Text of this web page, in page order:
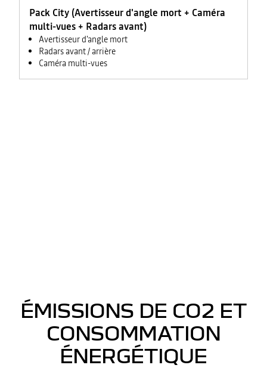
Pack City (Avertisseur d'angle mort + Caméra
multi-vues + Radars avant)
Avertisseur d'angle mort
Radars avant / arrière
Caméra multi-vues
ÉMISSIONS DE CO2 ET
CONSOMMATION
ÉNERGÉTIQUE